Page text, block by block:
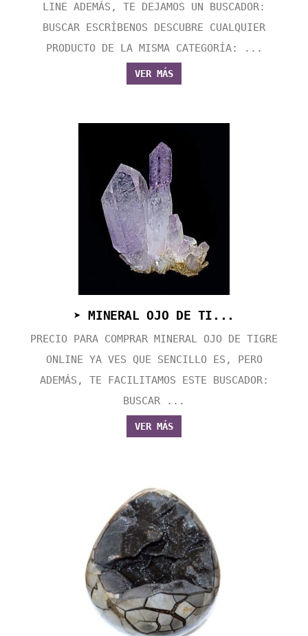
LINE ADEMÁS, TE DEJAMOS UN BUSCADOR:
BUSCAR ESCRÍBENOS DESCUBRE CUALQUIER
PRODUCTO DE LA MISMA CATEGORÍA: ...
VER MÁS
➤ MINERAL OJO DE TI...
PRECIO PARA COMPRAR MINERAL OJO DE TIGRE
ONLINE YA VES QUE SENCILLO ES, PERO
ADEMÁS, TE FACILITAMOS ESTE BUSCADOR:
BUSCAR ...
VER MÁS